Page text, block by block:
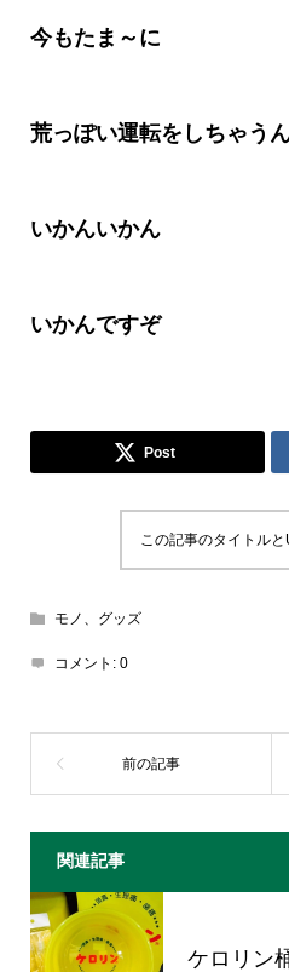
今もたま～に
荒っぽい運転をしちゃう
いかんいかん
いかんですぞ
Post
この記事のタイトル
モノ、グッズ
コメント: 0
関連記事
ケロリン